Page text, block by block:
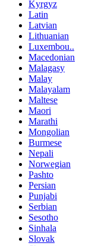
Kyrgyz
Latin
Latvian
Lithuanian
Luxembou..
Macedonian
Malagasy
Malay
Malayalam
Maltese
Maori
Marathi
Mongolian
Burmese
Nepali
Norwegian
Pashto
Persian
Punjabi
Serbian
Sesotho
Sinhala
Slovak